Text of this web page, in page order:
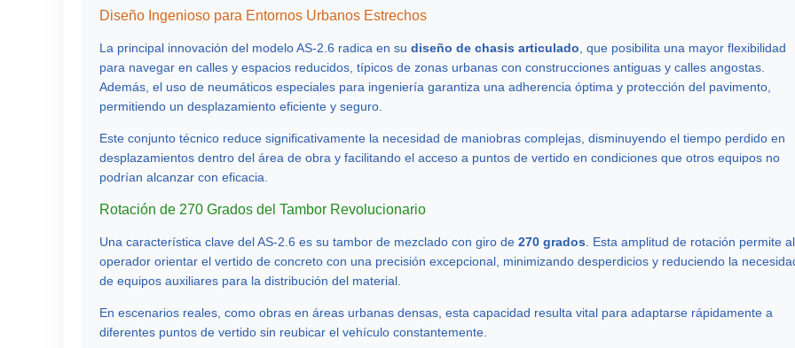
Diseño Ingenioso para Entornos Urbanos Estrechos
La principal innovación del modelo AS-2.6 radica en su diseño de chasis articulado , que posibilita una mayor flexibilidad
para navegar en calles y espacios reducidos, típicos de zonas urbanas con construcciones antiguas y calles angostas.
Además, el uso de neumáticos especiales para ingeniería garantiza una adherencia óptima y protección del pavimento,
permitiendo un desplazamiento eficiente y seguro.
Este conjunto técnico reduce significativamente la necesidad de maniobras complejas, disminuyendo el tiempo perdido en
desplazamientos dentro del área de obra y facilitando el acceso a puntos de vertido en condiciones que otros equipos no
podrían alcanzar con eficacia.
Rotación de 270 Grados del Tambor Revolucionario
Una característica clave delAS-2.6 es su tambor de mezclado con giro de 270 grados . Esta amplitud de rotación permite al
operador orientar el vertido de concreto con una precisión excepcional, minimizando desperdicios y reduciendo la
de equipos auxiliares para la distribución del material.
En escenarios reales, como obras en áreas urbanas densas, esta capacidad resulta vital para adaptarse rápidamente a
diferentes puntos de vertido sin reubicar el vehículo constantemente.